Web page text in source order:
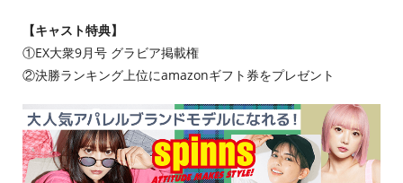
【キャスト特典】
①EX大衆9月号 グラビア掲載権
②決勝ランキング上位にamazonギフト券をプレゼント